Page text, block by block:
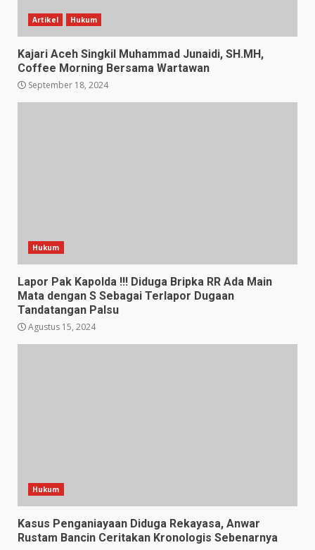
Artikel Hukum
Kajari Aceh Singkil Muhammad Junaidi, SH.MH,
Coffee Morning Bersama Wartawan
September 18, 2024
Hukum
Lapor Pak Kapolda !!! Diduga Bripka RR Ada Main
Mata dengan S Sebagai Terlapor Dugaan
Tandatangan Palsu
Agustus 15, 2024
Hukum
Kasus Penganiayaan Diduga Rekayasa, Anwar
Rustam Bancin Ceritakan Kronologis Sebenarnya